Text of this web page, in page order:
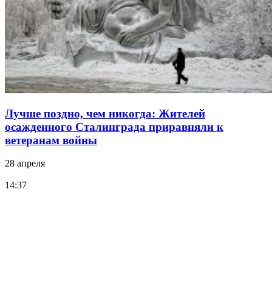
Лучше поздно, чем никогда: Жителей
осажденного Сталинграда приравняли к
ветеранам войны
28 апреля
14:37